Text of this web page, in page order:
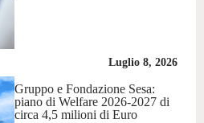
Luglio 8, 2026
Gruppo e Fondazione Sesa:
piano di Welfare 2026-2027 di
circa 4,5 milioni di Euro